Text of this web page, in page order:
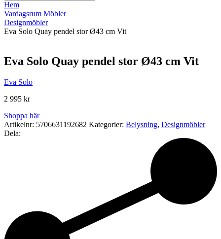
Hem
Vardagsrum Möbler
Designmöbler
Eva Solo Quay pendel stor Ø43 cm Vit
Eva Solo Quay pendel stor Ø43 cm Vit
Eva Solo
2 995 kr
Shoppa här
Artikelnr: 5706631192682 Kategorier: Belysning, Designmöbler
Dela: